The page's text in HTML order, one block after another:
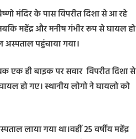
मंदिर के पास विपरीत दिशा से आ रहे
महेंद्र और मनीष गंभीर रूप से घायल हो
पहुंचाया गया।
एक ही बाइक पर सवार विपरीत दिशा से
हो गए। स्थानीय लोगो ने घायलो को
लाया गया था।वहीं 25 वर्षीय महेंद्र